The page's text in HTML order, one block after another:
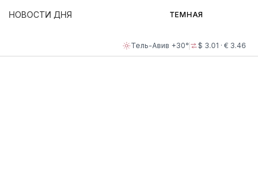
Тель-Авив +30° $ 3.01 · € 3.46
НОВОСТИ ДНЯ ТЕМНАЯ